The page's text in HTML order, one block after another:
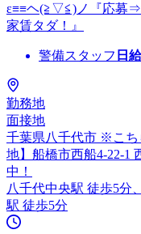
ε≡≡ヘ(≧▽≦)ノ『応募⇒
家賃タダ！』
警備スタッフ 日給
勤務地
面接地
千葉県八千代市 ※こち
地】船橋市西船4-22-1
中！
八千代中央駅 徒歩5分
駅 徒歩5分